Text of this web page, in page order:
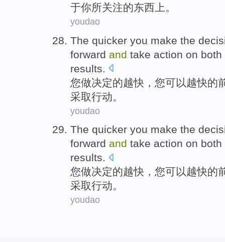
于你所关注的东西上。
youdao
The quicker you make the
forward and take action on both
results
您做决定的越快 ，您可以越快的
采取行动 。
youdao
The quicker you make the
forward and take action on both
results.
您做决定的越快 ，您可以越快的
采取行动。
youdao